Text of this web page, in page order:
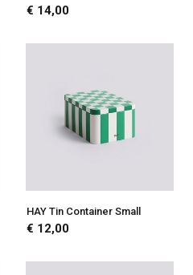
€ 14,00
HAY Tin Container Small
€ 12,00